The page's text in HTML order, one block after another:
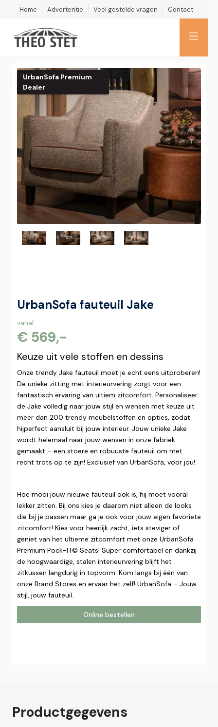
Home Advertentie Veel gestelde vragen Contact
UrbanSofa Premium
Dealer
UrbanSofa fauteuil Jake
vanaf
€ 569,-
Keuze uit vele stoffen en dessins
Onze trendy Jake fauteuil moet je echt eens uitproberen!
De unieke zitting met interieurvering zorgt voor een
fantastisch ervaring van ultiem zitcomfort. Personaliseer
de Jake volledig naar jouw stijl en wensen met keuze uit
meer dan 200 trendy meubelstoffen en opties, zodat
hijperfect aansluit bij jouw interieur. Jouw unieke Jake
wordt helemaal naar jouw wensen in onze fabriek
gemaakt – een stoere en robuuste fauteuil om met
recht trots op te zijn! Exclusief van UrbanSofa, voor jou!
Hoe mooi jouw nieuwe fauteuil ook is, hij moet vooral
lekker zitten. Bij ons kies je daarom niet alleen de looks
die bij je passen maar ga je ook voor jouw eigen favoriete
zitcomfort! Kies voor heerlijk zacht, iets steviger of
geniet van het ultieme zitcomfort met onze UrbanSofa
Premium Pock-IT© Seats! Super comfortabel en dankzij
de hoogwaardige, stalen interieurvering blijft het
zitkussen langdurig in topvorm. Kom langs bij één van
onze Brand Stores en ervaar het zelf! UrbanSofa – Jouw
stijl, jouw fauteuil.
Online bestellen
Productgegevens